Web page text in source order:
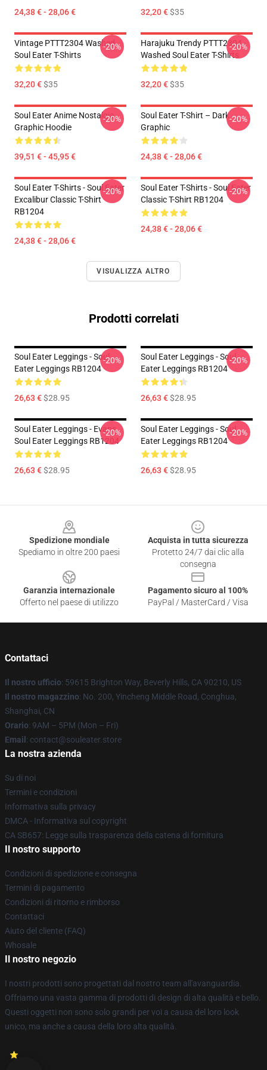
24,38 € - 28,06 € 32,20 €$35
Vintage PTTT2304 Washed
Soul Eater T-Shirts
32,20 €$35
-20%
Harajuku Trendy PTTT2304
Washed Soul Eater T-Shirts
32,20 €$35
-20%
Soul Eater Anime Nostalgia
Graphic Hoodie
39,51 € - 45,95 €
-20%
Soul Eater T-Shirt – Dark
Graphic
24,38 € - 28,06 €
-20%
Soul Eater T-Shirts - Soul Eater
Excalibur Classic T-Shirt
RB1204
24,38 € - 28,06 €
-20%
Soul Eater T-Shirts - Soul Eater
Classic T-Shirt RB1204
24,38 € - 28,06 €
-20%
VISUALIZZA ALTRO
Prodotti correlati
Soul Eater Leggings - Soul
Eater Leggings RB1204
26,63 €$28.95
-20%
Soul Eater Leggings - Soul
Eater Leggings RB1204
26,63 €$28.95
-20%
Soul Eater Leggings - Evans
Soul Eater Leggings RB1204
26,63 €$28.95
-20%
Soul Eater Leggings - Soul
Eater Leggings RB1204
26,63 €$28.95
-20%
Spedizione mondiale
Spediamo in oltre 200 paesi
Acquista in tutta sicurezza
Protetto 24/7 dai clic alla
consegna
Garanzia internazionale
Offerto nel paese di utilizzo
Pagamento sicuro al 100%
PayPal / MasterCard / Visa
Contattaci
Il nostro ufficio: 59615 Brighton Way, Beverly Hills, CA 90210, US
Il nostro magazzino: No. 200, Yincheng Middle Road, Conghua,
Shanghai, CN
Orario: 9AM – 5PM (Mon – Fri)
Email : contact@souleater.store
La nostra azienda
Su di noi
Termini e condizioni
Informativa sulla privacy
DMCA - Informativa sul copyright
CA SB657: Legge sulla trasparenza della catena di fornitura
Il nostro supporto
Condizioni di spedizione e consegna
Termini di pagamento
Condizioni di ritorno e rimborso
Contattaci
Aiuto del cliente (FAQ)
Whosale
Il nostro negozio
I nostri prodotti sono progettati dal nostro team all'avanguardia.
Offriamo una vasta gamma di prodotti di design di alta qualità e bello.
Questi oggetti non sono solo grandi per voi a causa del loro look
unico, ma anche a causa della loro alta qualità.